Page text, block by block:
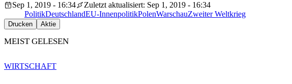
Sep 1, 2019 - 16:34
Zuletzt aktualisiert: Sep 1, 2019 - 16:34
PolitikDeutschlandEU-InnenpolitikPolenWarschauZweiter Weltkrieg
Drucken Aktie
MEIST GELESEN
WIRTSCHAFT